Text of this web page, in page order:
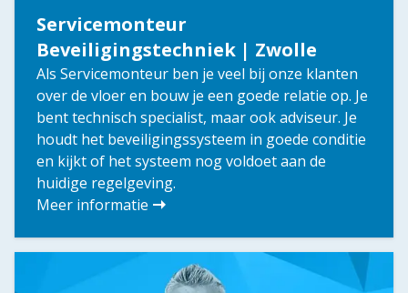
Servicemonteur
Beveiligingstechniek | Zwolle
Als Servicemonteur ben je veel bij onze klanten
over de vloer en bouw je een goede relatie op. Je
bent technisch specialist, maar ook adviseur. Je
houdt het beveiligingssysteem in goede conditie
en kijkt of het systeem nog voldoet aan de
huidige regelgeving.
Meer informatie